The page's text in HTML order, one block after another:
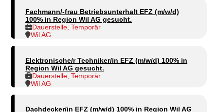
Fachmann/-frau Betriebsunterhalt EFZ (m/w/d)
100% in Region Wil AG gesucht.
Dauerstelle, Temporär
Wil AG
Elektronische/r Techniker/in EFZ (m/w/d) 100% in
Region Wil AG gesucht.
Dauerstelle, Temporär
Wil AG
Dachdecker/in EFZ (m/w/d) 100% in Region Wil AG